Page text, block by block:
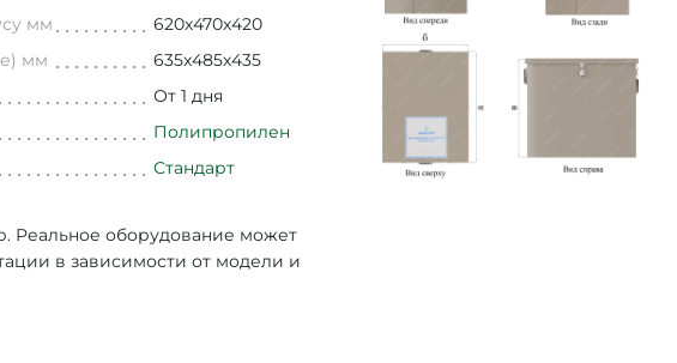
мм
620х470х420
мм
635х485х435
От 1 дня
Полипропилен
Стандарт
Реальное оборудование может
в зависимости от модели и